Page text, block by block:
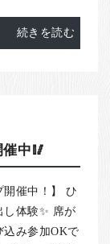
続きを読む
中🥢
開催中！】 ひ
体験✨ 席が
込み参加OKで